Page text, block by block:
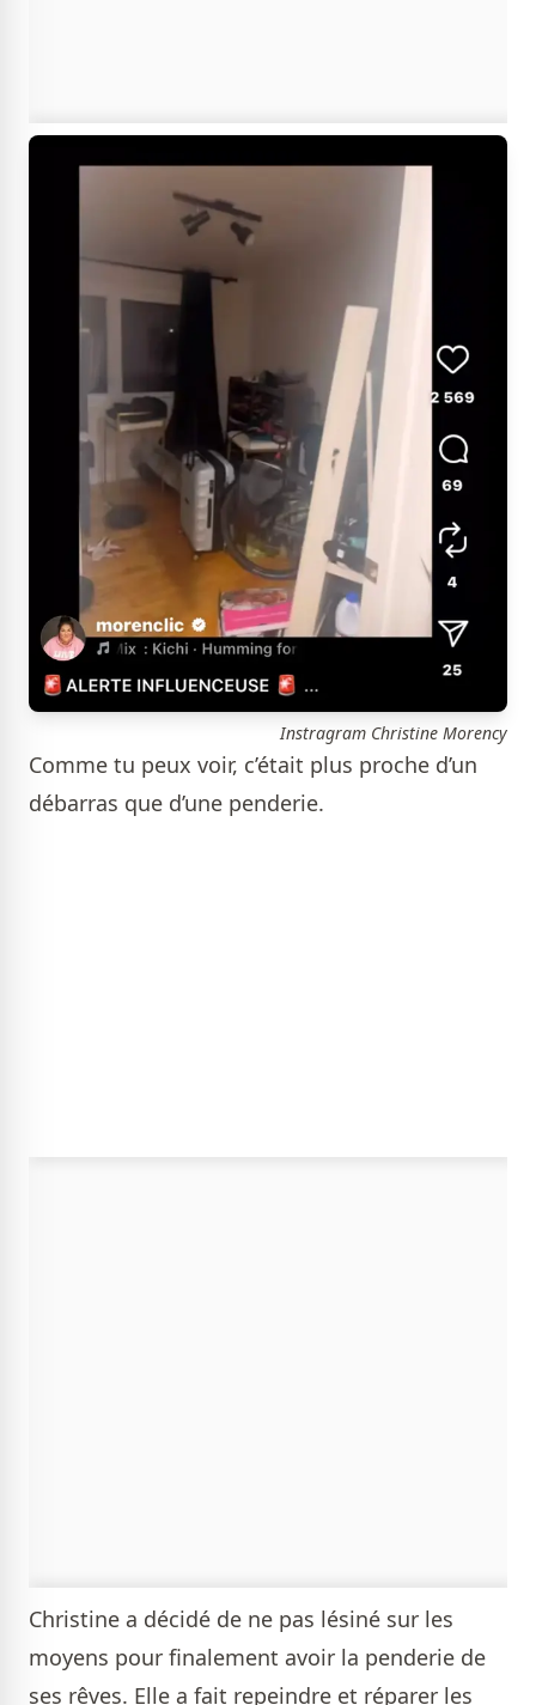
Instragram Christine Morency
Comme tu peux voir, c’était plus proche d’un
débarras que d’une penderie.
Christine a décidé de ne pas lésiné sur les
moyens pour finalement avoir la penderie de
ses rêves. Elle a fait repeindre et réparer les